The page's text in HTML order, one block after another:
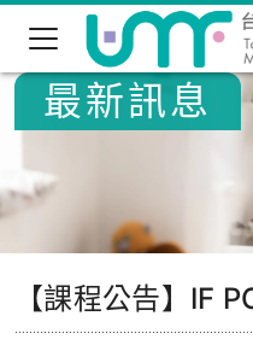
最新訊息
【課程公告】IF